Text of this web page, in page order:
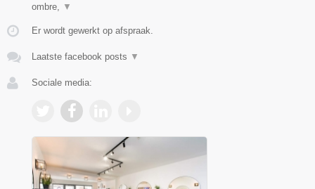
ombre,
▼
Er wordt gewerkt op afspraak.
Laatste facebook posts ▼
Sociale media: